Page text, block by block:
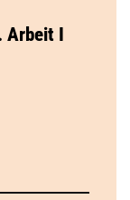
Arbeit I